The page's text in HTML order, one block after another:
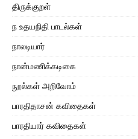
திருக்குறள்
ந உதயநிதி பாடல்கள்
நாலடியார்
நான்மணிக்கடிகை
நூல்கள் அறிவோம்
பாரதிதாசன் கவிதைகள்
பாரதியார் கவிதைகள்